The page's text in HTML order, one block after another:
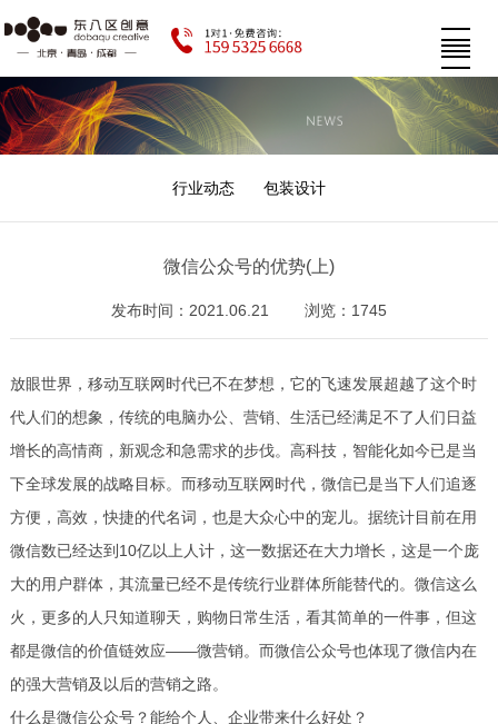
行业动态 包装设计
微信公众号的优势(上)
发布时间：2021.06.21 浏览：1745
放眼世界，移动互联网时代已不在梦想，它的飞速发展超越了这个时
代人们的想象，传统的电脑办公、营销、生活已经满足不了人们日益
增长的高情商，新观念和急需求的步伐。高科技，智能化如今已是当
下全球发展的战略目标。而移动互联网时代，微信已是当下人们追逐
方便，高效，快捷的代名词，也是大众心中的宠儿。据统计目前在用
微信数已经达到10亿以上人计，这一数据还在大力增长，这是一个庞
大的用户群体，其流量已经不是传统行业群体所能替代的。微信这么
火，更多的人只知道聊天，购物日常生活，看其简单的一件事，但这
都是微信的价值链效应——微营销。而微信公众号也体现了微信内在
的强大营销及以后的营销之路。
什么是微信公众号？能给个人、企业带来什么好处？